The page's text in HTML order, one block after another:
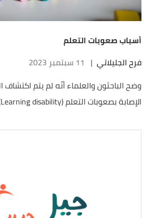
أسباب صعوبات التعلم
فرح الجليلاتي | 11 سبتمبر 2023
وضح الباحثون والعلماء أنّه لم يتم
الإصابة بصعوبات التعلم (Learning disability) إلى...